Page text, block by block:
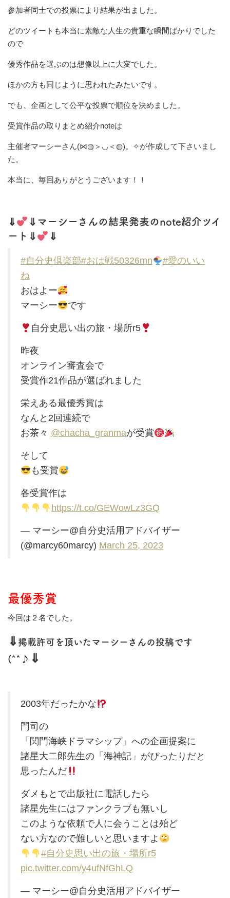
参加者同士での投票により結果が出ました。
どのツイートも本当に素敵な人生の貴重な瞬間ばかりでした
ので
優秀作品を選ぶのは想像以上に大変でした。
ほかの方も同じように思われたみたいです。
でも、企画として公平な投票で順位を決めました。
受賞作品の取りまとめ紹介noteは
主催者マーシーさん(⋈◍＞◡＜◍)。✧が作成して下さいまし
た。
本当に、毎回ありがとうございます！！
⇓
⇓マーシーさんの結果発表のnote紹介ツイ
ート⇓
⇓
#自分史倶楽部#おは戦50326mn
#愛のいい
ね
おはよー
マーシー
です
自分史思い出の旅・場所r5
昨夜
オンライン審査会で
受賞作21作品が選ばれました
栄えある最優秀賞は
なんと2回連続で
お茶々 @chacha_granmaが受賞
そして
も受賞
各受賞作は
https://t.co/GEWowLz3GQ
— マーシー@自分史活用アドバイザー
(@marcy60marcy) March 25, 2023
最優秀賞
今回は２名でした。
⇓掲載許可を頂いたマーシーさんの投稿です
(^^♪ ⇓
2003年だったかな
門司の
「関門海峡ドラマシップ」への企画提案に
諸星大二郎先生の「海神記」がぴったりだと
思ったんだ
ダメもとで出版社に電話したら
諸星先生にはファンクラブも無いし
このような依頼で人に会うことは殆ど
ない方なので難しいと思いますよ
#自分史思い出の旅・場所r5
pic.twitter.com/y4ufNfGhLQ
— マーシー@自分史活用アドバイザー